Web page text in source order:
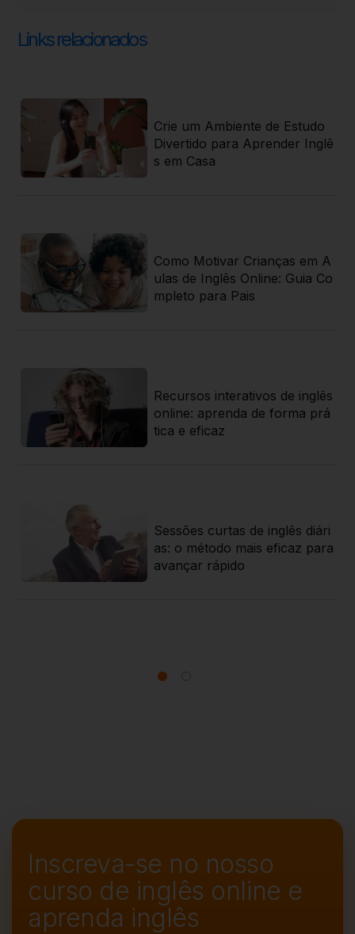
Links relacionados
Crie um Ambiente de Estudo
Divertido para Aprender Inglê
s em Casa
Como Motivar Crianças em A
ulas de Inglês Online: Guia Co
mpleto para Pais
Recursos interativos de inglês
online: aprenda de forma prá
tica e eficaz
Sessões curtas de inglês diári
as: o método mais eficaz para
avançar rápido
Inscreva-se no nosso
curso de inglês online e
aprenda inglês